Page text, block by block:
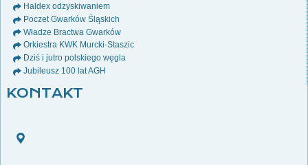
Haldex odzyskiwaniem
Poczet Gwarków Śląskich
Władze Bractwa Gwarków
Orkiestra KWK Murcki-Staszic
Dziś i jutro polskiego węgla
Jubileusz 100 lat AGH
KONTAKT